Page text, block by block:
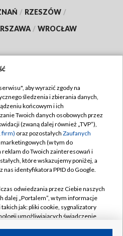
/ RZESZÓW /
/ WROCŁAW
TVP
TVP
prywatności
zgody
Pomoc
Kontakt
Kanały
aby wyrazić zgody na
śledzenia i zbierania danych,
końcowym i ich
Twoich danych osobowych przez
(zwaną dalej również „TVP”),
firm) oraz pozostałych Zaufanych
marketingowych (w tym do
do Twoich zainteresowań i
które wskazujemy poniżej, a
nas identyfikatora PPID do Google.
odwiedzania przez Ciebie naszych
dalej „Portalem”, w tym informacje
jak: pliki cookie, sygnalizatory
umożliwiających świadczenie